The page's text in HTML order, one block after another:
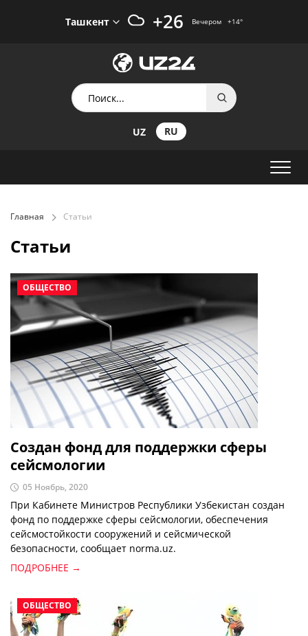
Ташкент +26 Вечером +14°
UZ RU
Главная Статьи
Статьи
ОБЩЕСТВО
Создан фонд для поддержки сферы
сейсмологии
05 Ноябрь, 2020
При Кабинете Министров Республики Узбекистан создан
фонд по поддержке сферы сейсмологии, обеспечения
сейсмостойкости сооружений и сейсмической
безопасности, сообщает norma.uz.
ПОДРОБНЕЕ →
ОБЩЕСТВО